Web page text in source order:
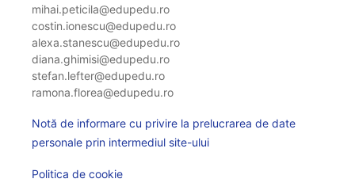
mihai.peticila@edupedu.ro
costin.ionescu@edupedu.ro
alexa.stanescu@edupedu.ro
diana.ghimisi@edupedu.ro
stefan.lefter@edupedu.ro
ramona.florea@edupedu.ro
Notă de informare cu privire la prelucrarea de date
personale prin intermediul site-ului
Politica de cookie